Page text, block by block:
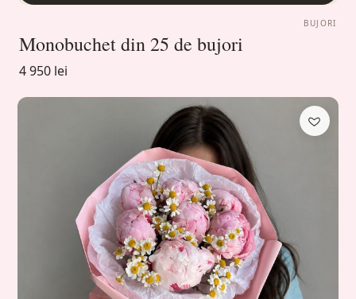
BUJORI
Monobuchet din 25 de bujori
4 950 lei